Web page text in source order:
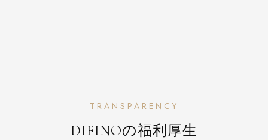
TRANSPARENCY
DIFINOの福利厚生